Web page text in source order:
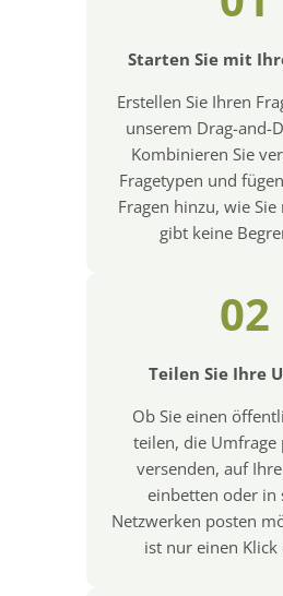
Starten Sie mit
Erstellen Sie Ihren
unserem Drag-and-
Kombinieren Sie
Fragetypen und
Fragen hinzu, wie Sie
gibt keine
02
Teilen Sie Ihre
Ob Sie einen
teilen, die Umfrage
versenden, auf
einbetten oder in
Netzwerken posten
ist nur einen